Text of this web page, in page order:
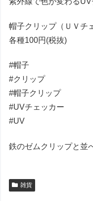
帽子クリップ（ＵＶチ
各種100円(税抜)
#帽子
#クリップ
#帽子クリップ
#UVチェッカー
#UV
鉄のゼムクリップと並
雑貨